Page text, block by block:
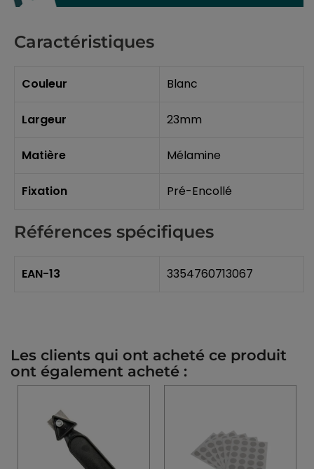
Caractéristiques
Couleur Blanc
Largeur 23mm
Matière Mélamine
Fixation Pré-Encollé
Références spécifiques
EAN-13 3354760713067
Les clients qui ont acheté ce produit
ont également acheté :